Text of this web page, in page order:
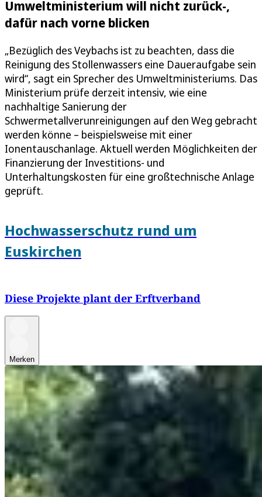
Umweltministerium will nicht zurück-,
dafür nach vorne blicken
„Bezüglich des Veybachs ist zu beachten, dass die
Reinigung des Stollenwassers eine Daueraufgabe sein
wird“, sagt ein Sprecher des Umweltministeriums. Das
Ministerium prüfe derzeit intensiv, wie eine
nachhaltige Sanierung der
Schwermetallverunreinigungen auf den Weg gebracht
werden könne – beispielsweise mit einer
Ionentauschanlage. Aktuell werden Möglichkeiten der
Finanzierung der Investitions- und
Unterhaltungskosten für eine großtechnische Anlage
geprüft.
Hochwasserschutz rund um
Euskirchen
Diese Projekte plant der Erftverband
Merken